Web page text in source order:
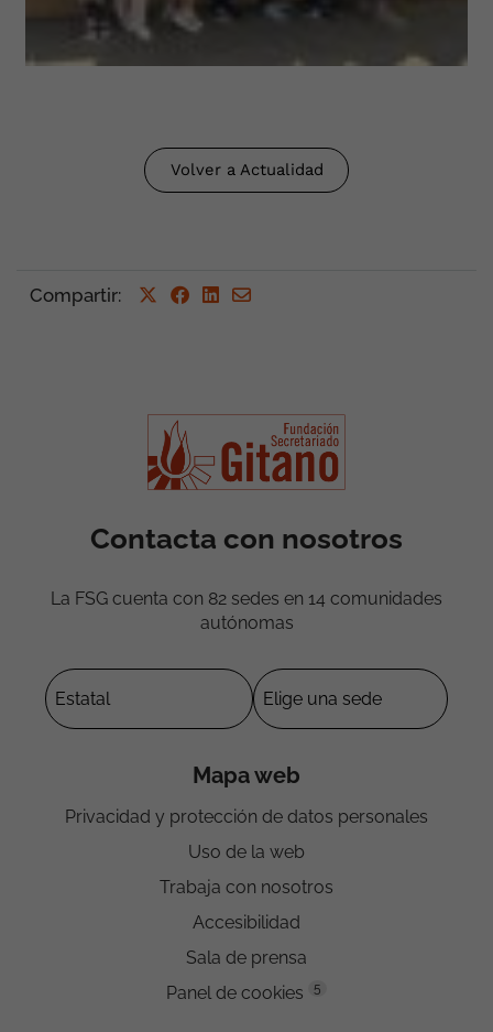
Volver a Actualidad
Compartir:
Contacta con nosotros
La FSG cuenta con 82 sedes en 14 comunidades
autónomas
Mapa web
Privacidad y protección de datos personales
Uso de la web
Trabaja con nosotros
Accesibilidad
Sala de prensa
Panel de cookies
5